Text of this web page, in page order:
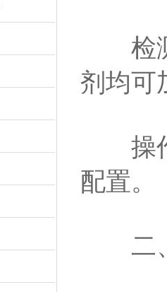
检测
剂均可
操作
配置。
二、